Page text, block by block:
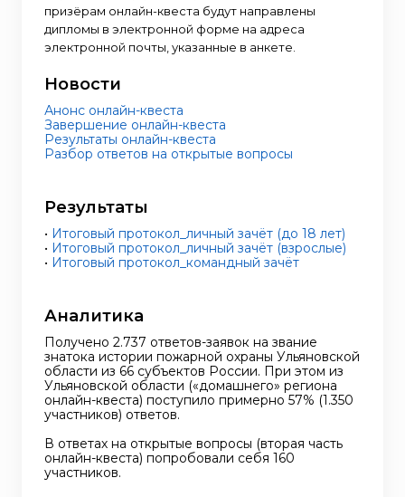
призёрам онлайн-квеста будут направлены
дипломы в электронной форме на адреса
электронной почты, указанные в анкете.
Новости
Анонс онлайн-квеста
Завершение онлайн-квеста
Результаты онлайн-квеста
Разбор ответов на открытые вопросы
Результаты
• Итоговый протокол_личный зачёт (до 18 лет)
• Итоговый протокол_личный зачёт (взрослые)
• Итоговый протокол_командный зачёт
Аналитика
Получено 2.737 ответов-заявок на звание
знатока истории пожарной охраны Ульяновской
области из 66 субъектов России. При этом из
Ульяновской области («домашнего» региона
онлайн-квеста) поступило примерно 57% (1.350
участников) ответов.
В ответах на открытые вопросы (вторая часть
онлайн-квеста) попробовали себя 160
участников.